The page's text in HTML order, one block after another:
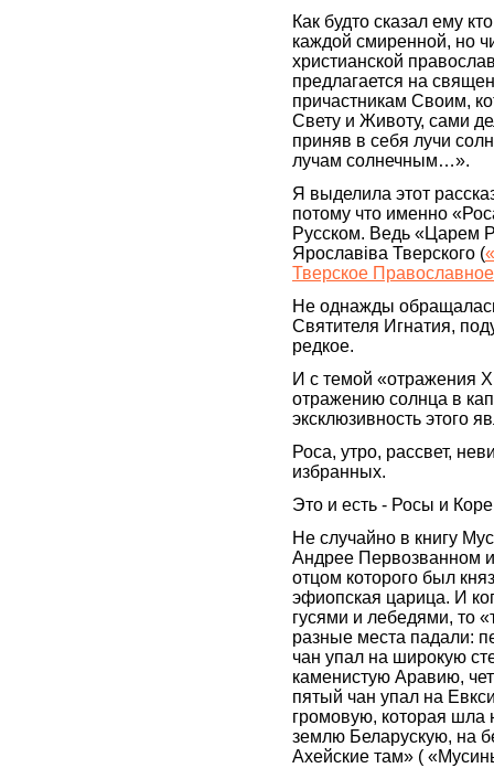
Как будто сказал ему
каждой смиренной, но
христианской
предлагается на
причастникам Своим,
Свету и Животу, сами
приняв в себя лучи
лучам солнечным…».
Я выделила этот
потому что именно
Русском. Ведь «Царем
Ярославiва Тверского (
Тверское
Не однажды
Святителя Игнатия,
редкое.
И с темой «отражения
отражению солнца в
эксклюзивность этого
Роса, утро, рассвет,
избранных.
Это и есть - Росы и
Не случайно в книгу
Андрее Первозванном
отцом которого был
эфиопская царица. И
гусями и лебедями, то
разные места падали:
чан упал на широкую
каменистую Аравию,
пятый чан упал на
громовую, которая шла
землю Беларускую, на
Ахейские там» (